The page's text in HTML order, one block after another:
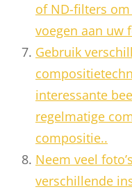
of ND-filters
voegen aan uw
Gebruik
interessante
regelmatige
compositie..
Neem veel
verschillende